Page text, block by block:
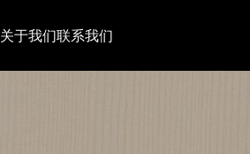
关于我们联系我们